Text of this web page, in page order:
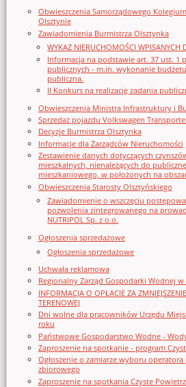
Obwieszczenia Samorządowego
Olsztynie
Zawiadomienia Burmistrza Olsztynka
WYKAZ NIERUCHOMOŚCI WPISANYCH
Informacja na podstawie art. 37 ust. 1
publicznych - m.in. wykonanie
publiczna.
II Konkurs na realizację zadania
Obwieszczenia Ministra Infrastruktury i
Sprzedaż pojazdu Volkswagen
Decyzje Burmistrza Olsztynka
Informacje dla Zarządców Nieruchomości
Zestawienie danych dotyczących
mieszkalnych, nienależących do
mieszkaniowego, w położonych na
Obwieszczenia Starosty Olsztyńskiego
Zawiadomienie o wszczęciu
pozwolenia zintegrowanego na
NUTRIPOL Sp. z o.o.
Ogłoszenia sprzedażowe
Ogłoszenia sprzedażowe
Uchwała reklamowa
Regionalny Zarząd Gospodarki Wodnej w
INFORMACJA O OPŁACIE ZA
TERENOWEJ
Dni wolne dla pracowników Urzędu
roku
Państwowe Gospodarstwo Wodne -
Zaproszenie na spotkanie - program
Ogłoszenie o zamiarze wyboru
zbiorowego
Zaproszenie na spotkania Czyste